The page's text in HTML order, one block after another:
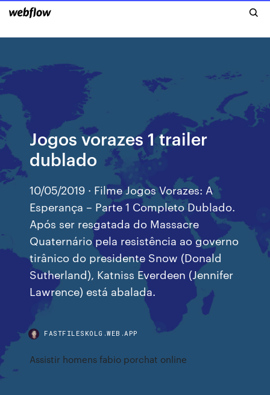
Jogos vorazes 1 trailer
dublado
10/05/2019 · Filme Jogos Vorazes: A
Esperança – Parte 1 Completo Dublado.
Após ser resgatada do Massacre
Quaternário pela resistência ao governo
tirânico do presidente Snow (Donald
Sutherland), Katniss Everdeen (Jennifer
Lawrence) está abalada.
FASTFILESKOLG.WEB.APP
Assistir homens fabio porchat online